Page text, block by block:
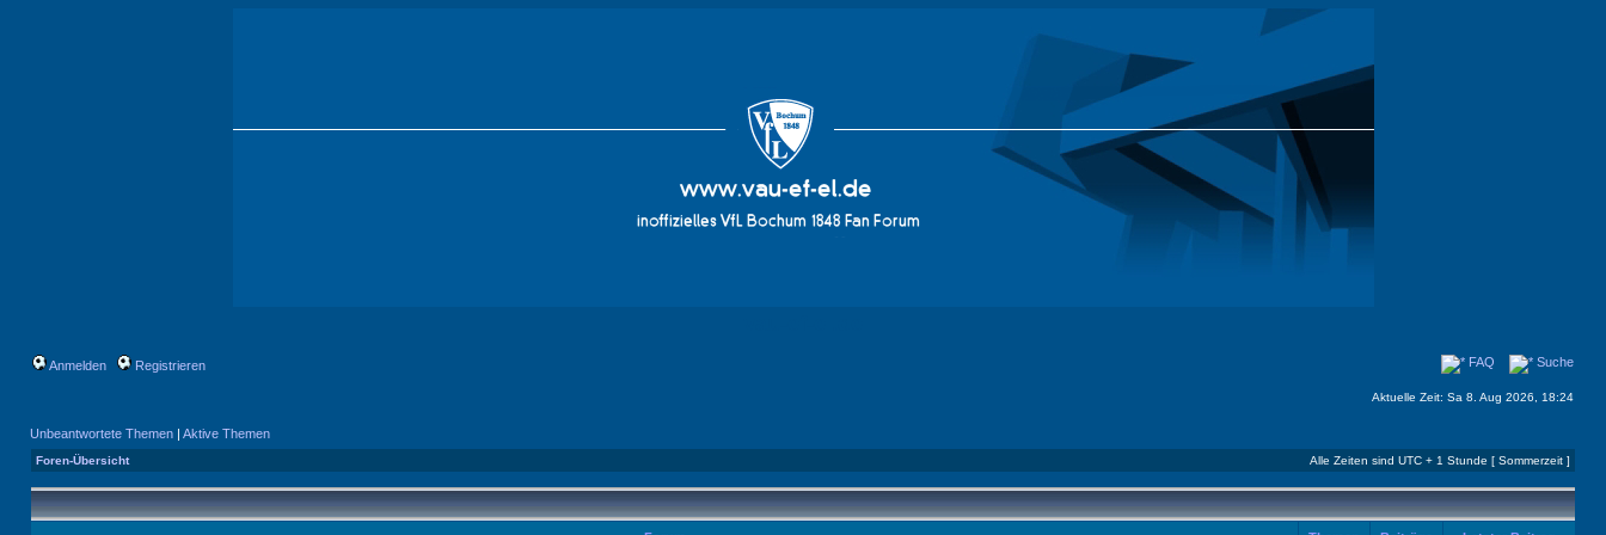
Anmelden Registrieren FAQ Suche
Aktuelle Zeit: Sa 8. Aug 2026, 18:24
Unbeantwortete Themen | Aktive Themen
Foren-Übersicht Alle Zeiten sind UTC + 1 Stunde [ Sommerzeit ]